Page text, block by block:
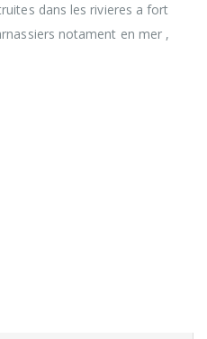
dans les rivieres a fort
notament en mer ,